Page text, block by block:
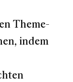
Theme-
indem